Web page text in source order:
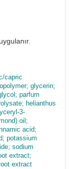
capric
glycerin;
parfum
helianthus
3-
oil;
acid;
potassium
sodium
extract;
extract